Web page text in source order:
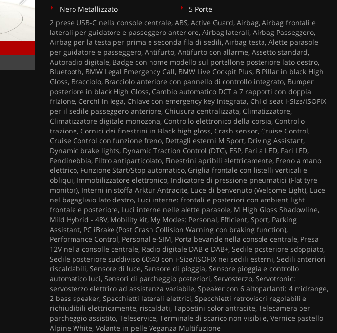
Nero Metallizzato
5 Porte
2 prese USB-C nella console centrale, ABS, Active Guard, Airbag, Airbag frontali e
laterali per guidatore e passeggero anteriore, Airbag laterali, Airbag Passeggero,
Airbag per la testa per prima e seconda fila di sedili, Airbag testa, Alette parasole
per guidatore e passeggero, Antifurto, Antifurto con allarme, Assetto standard,
Autoradio digitale, Badge con nome modello sul portellone posteriore lato destro,
Bluetooth, BMW Legal Emergency Call, BMW Live Cockpit Plus, B Pillar in black High
Gloss, Bracciolo, Bracciolo anteriore con pannello di controllo integrato, Bumper
posteriore in black High Gloss, Cambio automatico DCT a 7 rapporti con doppia
frizione, Cerchi in lega, Chiave con emergency key integrata, Child seat i-Size/ISOFIX
per il sedile passeggero anteriore, Chiusura centralizzata, Climatizzatore,
Climatizzatore digitale monozona, Controllo elettronico della corsia, Controllo
trazione, Cornici dei finestrini in Black high gloss, Crash sensor, Cruise Control,
Cruise Control con funzione freno, Dettagli esterni M Sport, Driving Assistant,
Dynamic brake lights, Dynamic Traction Control (DTC), ESP, Fari a LED, Fari LED,
Fendinebbia, Filtro antiparticolato, Finestrini apribili elettricamente, Freno a mano
elettrico, Funzione Start/Stop automatico, Griglia frontale con listelli verticali e
obliqui, Immobilizzatore elettronico, Indicatore di pressione pneumatici (Flat tyre
monitor), Interni in stoffa Arktur Antracite, Luce di benvenuto (Welcome Light), Luce
nel bagagliaio lato destro, Luci interne: frontali e posteriori con ambient light
frontale e posteriore, Luci interne nelle alette parasole, M High Gloss Shadowline,
Mild Hybrid - 48V, Mobility kit, My Modes: Personal, Efficient, Sport, Parking
Assistant, PC iBrake (Post Crash Collision Warning con braking function),
Performance Control, Personal e-SIM, Porta bevande nella console centrale, Presa
12V nella consolle centrale, Radio digitale DAB e DAB+, Sedile posteriore sdoppiato,
Sedile posteriore suddiviso 60:40 con i-Size/ISOFIX nei sedili esterni, Sedili anteriori
riscaldabili, Sensore di luce, Sensore di pioggia, Sensore pioggia e controllo
automatico luci, Sensori di parcheggio posteriori, Servosterzo, Servotronic:
servosterzo elettrico ad assistenza variabile, Speaker con 6 altoparlanti: 4 midrange,
2 bass speaker, Specchietti laterali elettrici, Specchietti retrovisori regolabili e
richiudibili elettricamente, riscaldati, Tappetini color antracite, Telecamera per
parcheggio assistito, Teleservice, Terminale di scarico non visibile, Vernice pastello
Alpine White, Volante in pelle Veganza Multifuzione